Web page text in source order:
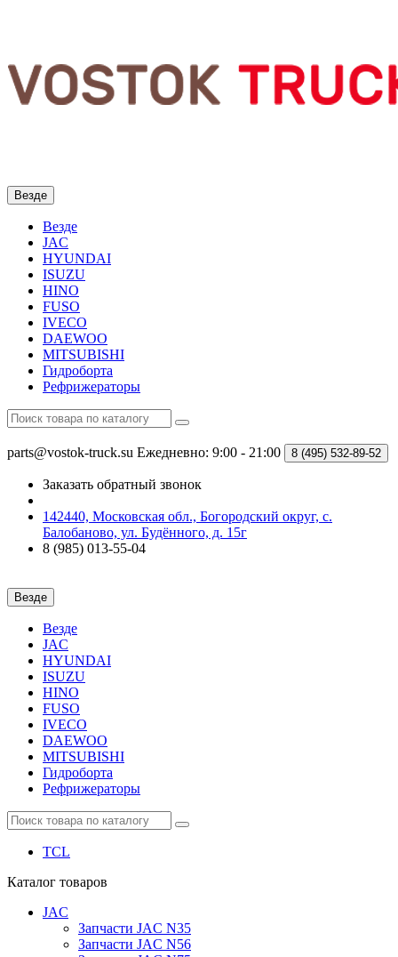
Везде
Везде
JAC
HYUNDAI
ISUZU
HINO
FUSO
IVECO
DAEWOO
MITSUBISHI
Гидроборта
Рефрижераторы
parts@vostok-truck.su Ежедневно: 9:00 - 21:00 8 (495) 532-89-52
Заказать обратный звонок
142440, Московская обл., Богородский округ, с.
Балобаново, ул. Будённого, д. 15г
8 (985) 013-55-04
Везде
Везде
JAC
HYUNDAI
ISUZU
HINO
FUSO
IVECO
DAEWOO
MITSUBISHI
Гидроборта
Рефрижераторы
TCL
Каталог товаров
JAC
Запчасти JAC N35
Запчасти JAC N56